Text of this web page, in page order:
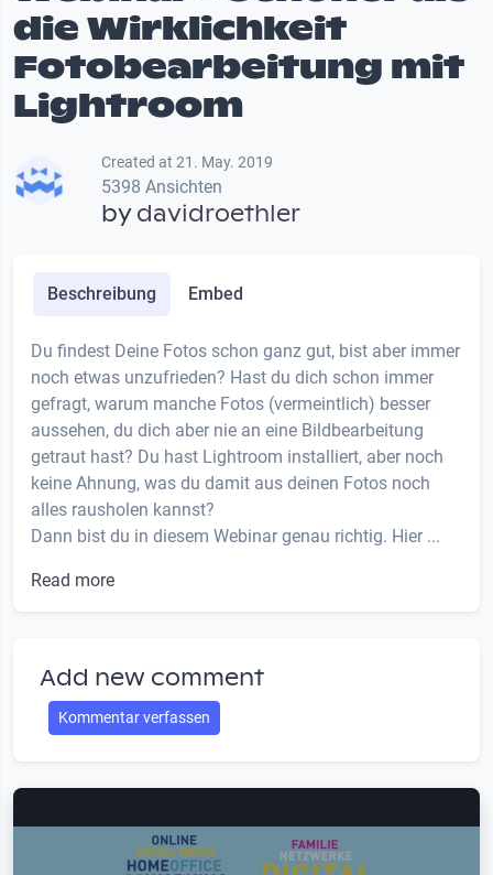
die Wirklichkeit
Fotobearbeitung mit
Lightroom
Created at 21. May. 2019
5398 Ansichten
bydavidroethler
Beschreibung Embed
Du findest Deine Fotos schon ganz gut, bist aber immer
noch etwas unzufrieden? Hast du dich schon immer
gefragt, warum manche Fotos (vermeintlich) besser
aussehen, du dich aber nie an eine Bildbearbeitung
getraut hast? Du hast Lightroom installiert, aber noch
keine Ahnung, was du damit aus deinen Fotos noch
alles rausholen kannst?
Dann bist du in diesem Webinar genau richtig. Hier ...
Read more
Add new comment
Kommentar verfassen